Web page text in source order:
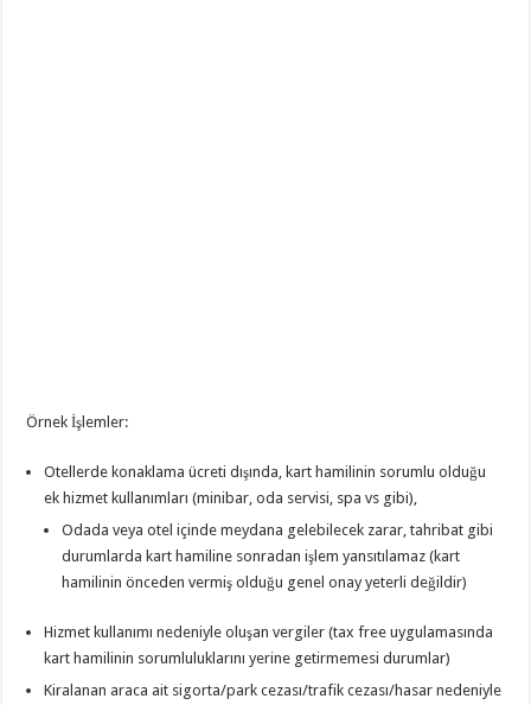
Örnek İşlemler:
Otellerde konaklama ücreti dışında, kart hamilinin sorumlu olduğu
ek hizmet kullanımları (minibar, oda servisi, spa vs gibi),
Odada veya otel içinde meydana gelebilecek zarar, tahribat gibi
durumlarda kart hamiline sonradan işlem yansıtılamaz (kart
hamilinin önceden vermiş olduğu genel onay yeterli değildir)
Hizmet kullanımı nedeniyle oluşan vergiler (tax free uygulamasında
kart hamilinin sorumluluklarını yerine getirmemesi durumlar)
Kiralanan araca ait sigorta/park cezası/trafik cezası/hasar nedeniyle